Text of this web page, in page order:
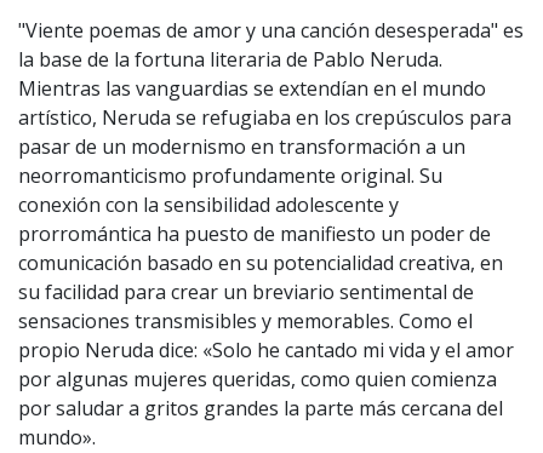
"Viente poemas de amor y una canción desesperada" es
la base de la fortuna literaria de Pablo Neruda.
Mientras las vanguardias se extendían en el mundo
artístico, Neruda se refugiaba en los crepúsculos para
pasar de un modernismo en transformación a un
neorromanticismo profundamente original. Su
conexión con la sensibilidad adolescente y
prorromántica ha puesto de manifiesto un poder de
comunicación basado en su potencialidad creativa, en
su facilidad para crear un breviario sentimental de
sensaciones transmisibles y memorables. Como el
propio Neruda dice: «Solo he cantado mi vida y el amor
por algunas mujeres queridas, como quien comienza
por saludar a gritos grandes la parte más cercana del
mundo».